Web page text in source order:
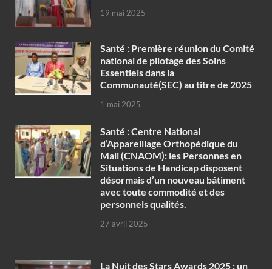
19 mai 2025
Santé : Première réunion du Comité
national de pilotage des Soins
Essentiels dans la
Communauté(SEC) au titre de 2025
1 mai 2025
Santé : Centre National
d’Appareillage Orthopédique du
Mali (CNAOM): les Personnes en
Situations de Handicap disposent
désormais d’un nouveau bâtiment
avec toute commodité et des
personnels qualités.
27 avril 2025
‎La Nuit des Stars Awards 2025 : un